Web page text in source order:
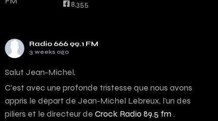
8,355
Radio 666 99.1 FM
3 weeks ago
Salut Jean-Michel,
C’est avec une profonde tristesse que nous avons
appris le départ de Jean-Michel Lebreux, l’un des
piliers et le directeur de Crock Radio 89.5 fm .